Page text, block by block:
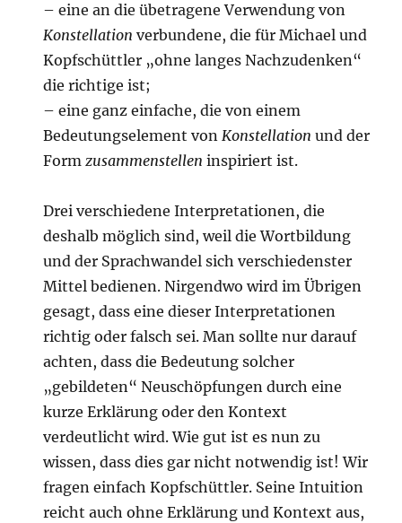
– eine an die übetragene Verwendung von
Konstellation verbundene, die für Michael und
Kopfschüttler „ohne langes Nachzudenken“
die richtige ist;
– eine ganz einfache, die von einem
Bedeutungselement vonKonstellation und der
Formzusammenstellen inspiriert ist.
Drei verschiedene Interpretationen, die
deshalb möglich sind, weil die Wortbildung
und der Sprachwandel sich verschiedenster
Mittel bedienen. Nirgendwo wird im Übrigen
gesagt, dass eine dieser Interpretationen
richtig oder falsch sei. Man sollte nur darauf
achten, dass die Bedeutung solcher
„gebildeten“ Neuschöpfungen durch eine
kurze Erklärung oder den Kontext
verdeutlicht wird. Wie gut ist es nun zu
wissen, dass dies gar nicht notwendig ist! Wir
fragen einfach Kopfschüttler. Seine Intuition
reicht auch ohne Erklärung und Kontext aus,